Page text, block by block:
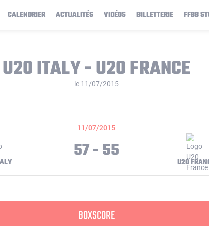
CALENDRIER ACTUALITÉS VIDÉOS BILLETTERIE FFBB
U20 ITALY - U20 FRANCE
le 11/07/2015
11/07/2015
57 - 55 U20
BOXSCORE